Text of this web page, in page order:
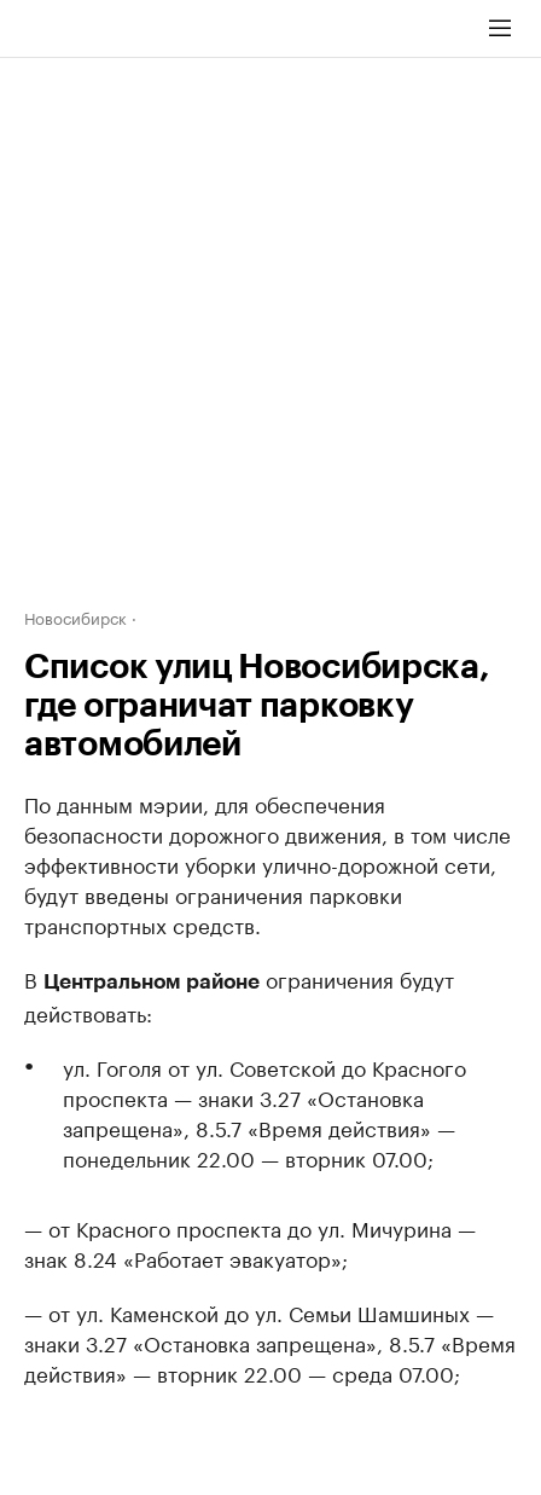
Новосибирск
Список улиц Новосибирска,
где ограничат парковку
автомобилей
По данным мэрии, для обеспечения
безопасности дорожного движения, в том числе
эффективности уборки улично-дорожной сети,
будут введены ограничения парковки
транспортных средств.
В Центральном районе ограничения будут
действовать:
ул. Гоголя от ул. Советской до Красного
проспекта — знаки 3.27 «Остановка
запрещена», 8.5.7 «Время действия» —
понедельник 22.00 — вторник 07.00;
— от Красного проспекта до ул. Мичурина —
знак 8.24 «Работает эвакуатор»;
— от ул. Каменской до ул. Семьи Шамшиных —
знаки 3.27 «Остановка запрещена», 8.5.7 «Время
действия» — вторник 22.00 — среда 07.00;